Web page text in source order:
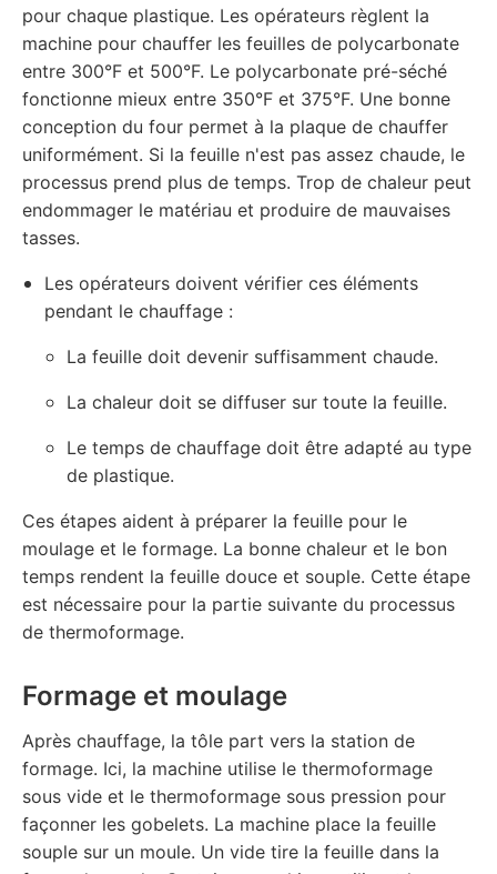
pour chaque plastique. Les opérateurs règlent la
machine pour chauffer les feuilles de polycarbonate
entre 300°F et 500°F. Le polycarbonate pré-séché
fonctionne mieux entre 350°F et 375°F. Une bonne
conception du four permet à la plaque de chauffer
uniformément. Si la feuille n'est pas assez chaude, le
processus prend plus de temps. Trop de chaleur peut
endommager le matériau et produire de mauvaises
tasses.
Les opérateurs doivent vérifier ces éléments
pendant le chauffage :
La feuille doit devenir suffisamment chaude.
La chaleur doit se diffuser sur toute la feuille.
Le temps de chauffage doit être adapté au type
de plastique.
Ces étapes aident à préparer la feuille pour le
moulage et le formage. La bonne chaleur et le bon
temps rendent la feuille douce et souple. Cette étape
est nécessaire pour la partie suivante du processus
de thermoformage.
Formage et moulage
Après chauffage, la tôle part vers la station de
formage. Ici, la machine utilise le thermoformage
sous vide et le thermoformage sous pression pour
façonner les gobelets. La machine place la feuille
souple sur un moule. Un vide tire la feuille dans la